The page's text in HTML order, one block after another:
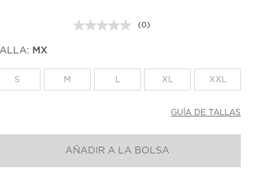
Sin
misma
(0)
MX
S M XL XXL
GUÍA DE TALLAS
AÑADIR A LA BOLSA